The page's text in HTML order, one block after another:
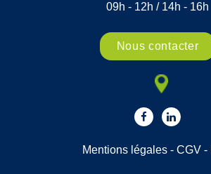
09h - 12h / 14h - 16h
Nous contacter
Mentions légales - CGV -